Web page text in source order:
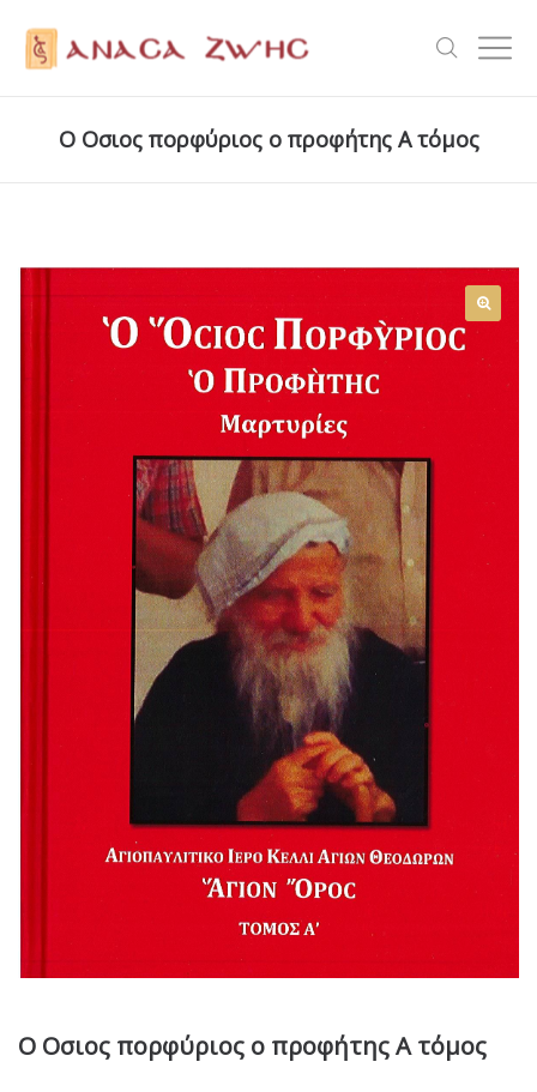
Ο Οσιος πορφύριος ο προφήτης Α τόμος
Ο Οσιος πορφύριος ο προφήτης Α τόμος